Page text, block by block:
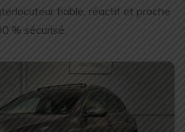
fiable, réactif et proche
% sécurisé.